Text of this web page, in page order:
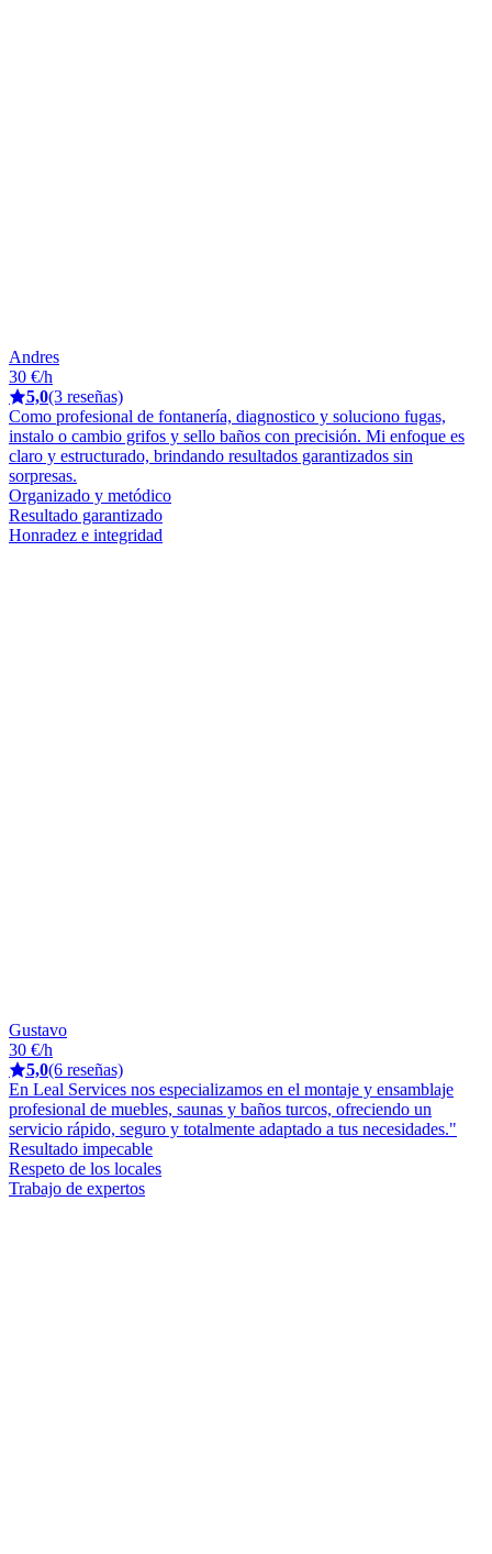
Andres
30 €/h
5,0(3 reseñas)
Como profesional de fontanería, diagnostico y soluciono fugas,
instalo o cambio grifos y sello baños con precisión. Mi enfoque es
claro y estructurado, brindando resultados garantizados sin
sorpresas.
Organizado y metódico
Resultado garantizado
Honradez e integridad
Gustavo
30 €/h
5,0(6 reseñas)
En Leal Services nos especializamos en el montaje y ensamblaje
profesional de muebles, saunas y baños turcos, ofreciendo un
servicio rápido, seguro y totalmente adaptado a tus necesidades."
Resultado impecable
Respeto de los locales
Trabajo de expertos